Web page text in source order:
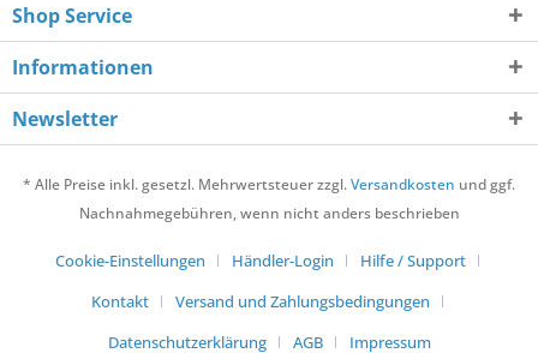
Shop Service
Informationen
Newsletter
* Alle Preise inkl. gesetzl. Mehrwertsteuer zzgl.Versandkosten und ggf.
Nachnahmegebühren, wenn nicht anders beschrieben
Cookie-Einstellungen Händler-Login
Hilfe / Support
Kontakt
Versand und Zahlungsbedingungen
Datenschutzerklärung
AGB Impressum